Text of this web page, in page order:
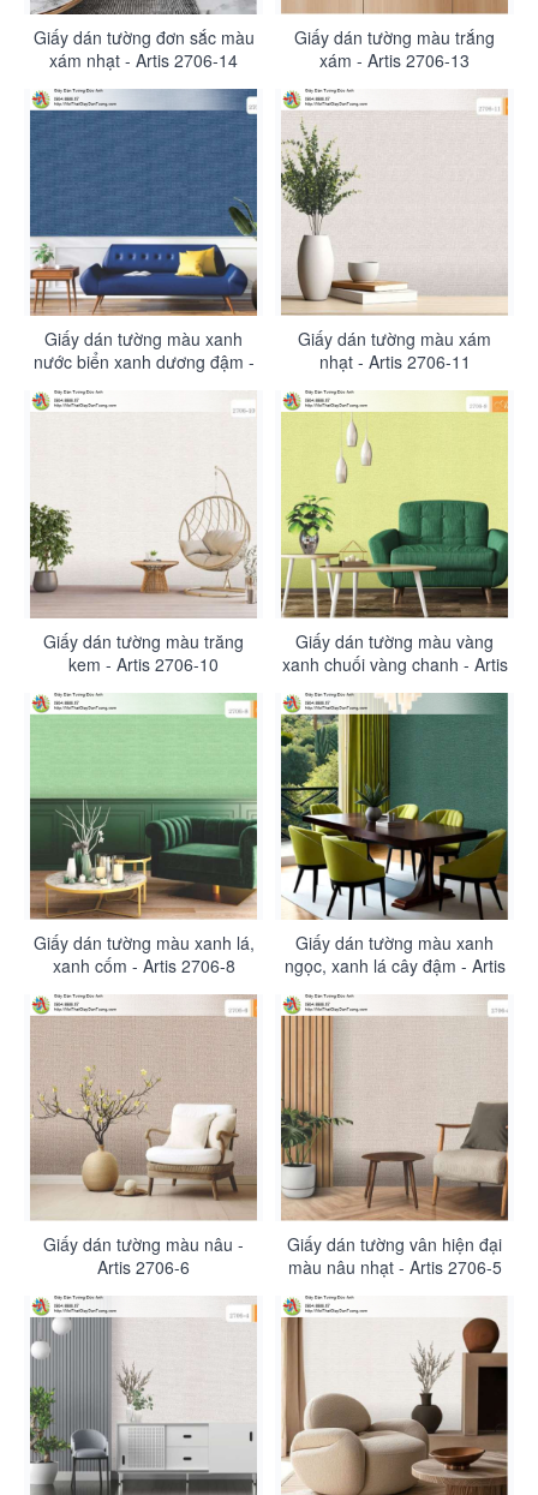
Giấy dán tường đơn sắc màu
xám nhạt - Artis 2706-14
Giấy dán tường màu trắng
xám - Artis 2706-13
Giấy dán tường màu xanh
nước biển xanh dương đậm -
Artis 2706-12
Giấy dán tường màu xám
nhạt - Artis 2706-11
Giấy dán tường màu trăng
kem - Artis 2706-10
Giấy dán tường màu vàng
xanh chuối vàng chanh - Artis
Giấy dán tường màu xanh lá,
xanh cốm - Artis 2706-8
Giấy dán tường màu xanh
ngọc, xanh lá cây đậm - Artis
Giấy dán tường màu nâu -
Artis 2706-6
Giấy dán tường vân hiện đại
màu nâu nhạt - Artis 2706-5